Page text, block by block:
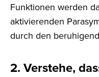
Funktionen werden
aktivierenden
durch den
2. Verstehe,